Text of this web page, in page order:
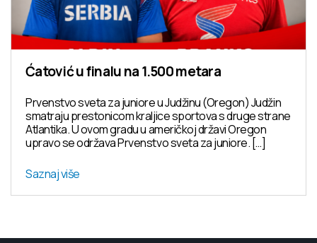
Ćatović u finalu na 1.500 metara
Prvenstvo sveta za juniore u Judžinu (Oregon) Judžin
smatraju prestonicom kraljice sportova s druge strane
Atlantika. U ovom gradu u američkoj državi Oregon
upravo se održava Prvenstvo sveta za juniore. […]
Saznaj više